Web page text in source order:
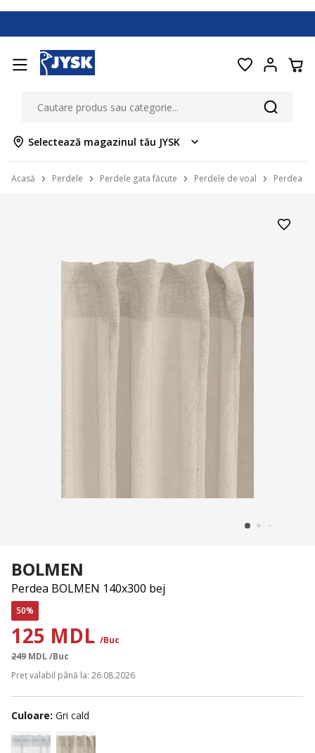
Selectează magazinul tău JYSK
Acasă Perdele Perdele gata făcute Perdele de voal Perdea
BOLMEN
Perdea BOLMEN 140x300 bej
50%
125 MDL /Buc
249 MDL/Buc
Preț valabil până la: 26.08.2026
Culoare: Gri cald